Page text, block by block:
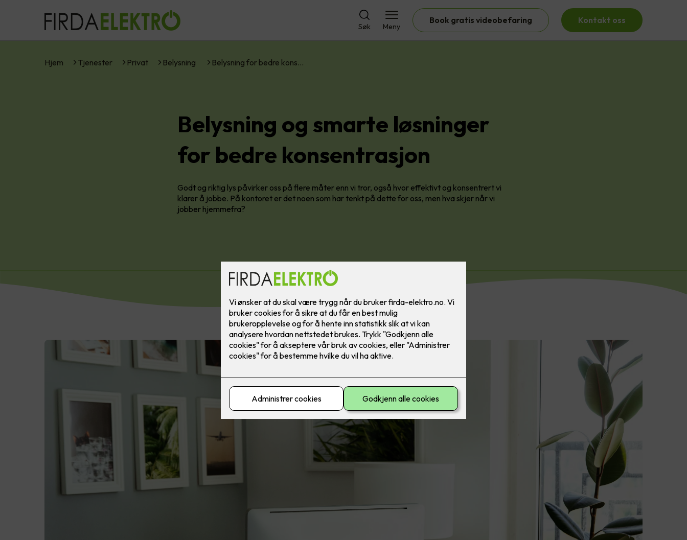
Søk Meny
Book gratis videobefaring Kontakt oss
Hjem Tjenester Privat Belysning Belysning for bedre kons…
Belysning og smarte løsninger
for bedre konsentrasjon
Godt og riktig lys påvirker oss på flere måter enn vi tror, også hvor effektivt og konsentrert vi
klarer å jobbe. På kontoret er det noen som har tenkt på dette for oss, men hva skjer når vi
jobber hjemmefra?